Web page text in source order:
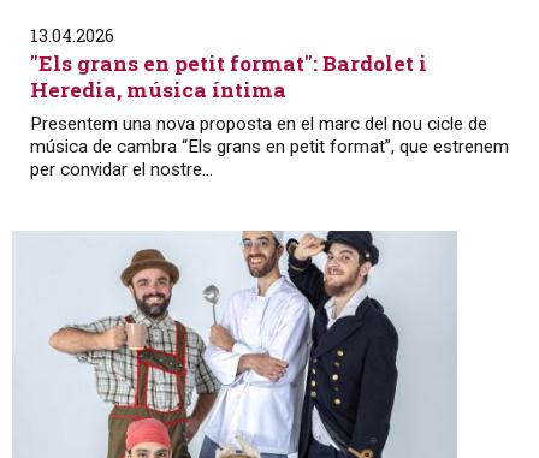
13.04.2026
"Els grans en petit format": Bardolet i
Heredia, música íntima
Presentem una nova proposta en el marc del nou cicle de
música de cambra “Els grans en petit format”, que estrenem
per convidar el nostre...